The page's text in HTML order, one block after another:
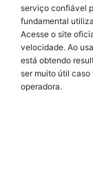
serviço confiável
fundamental
Acesse o site
velocidade. Ao
está obtendo
ser muito útil
operadora.